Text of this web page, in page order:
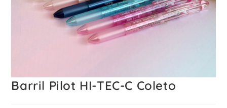
Barril Pilot HI-TEC-C Coleto